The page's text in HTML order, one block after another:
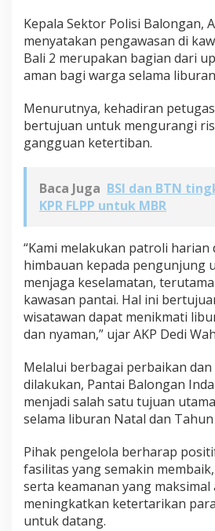
Kepala Sektor Polisi Balongan,
menyatakan pengawasan di
Bali 2 merupakan bagian dari
aman bagi warga selama
Menurutnya, kehadiran
bertujuan untuk mengurangi
gangguan ketertiban.
Baca Juga BSI dan BTN
KPR FLPP untuk MBR
“Kami melakukan patroli harian
himbauan kepada pengunjung
menjaga keselamatan,
kawasan pantai. Hal ini
wisatawan dapat menikmati
dan nyaman,” ujar AKP Dedi
Melalui berbagai perbaikan
dilakukan, Pantai Balongan
menjadi salah satu tujuan
selama liburan Natal dan Tahun
Pihak pengelola berharap
fasilitas yang semakin
serta keamanan yang maksimal
meningkatkan ketertarikan
untuk datang.